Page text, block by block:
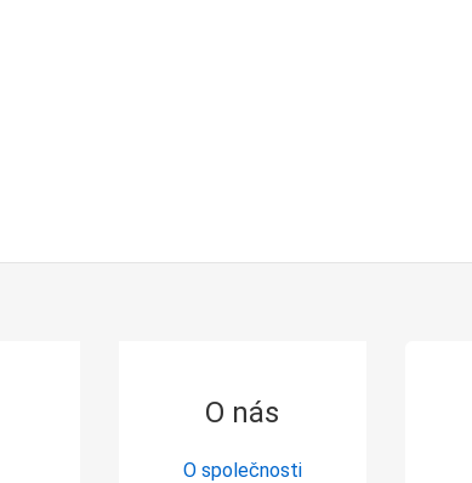
O nás
O společnosti